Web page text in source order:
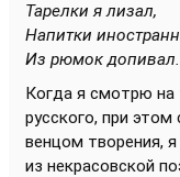
Тарелки я лизал,
Напитки
Из рюмок
Когда я смотрю на
русского, при
венцом творения,
из некрасовской